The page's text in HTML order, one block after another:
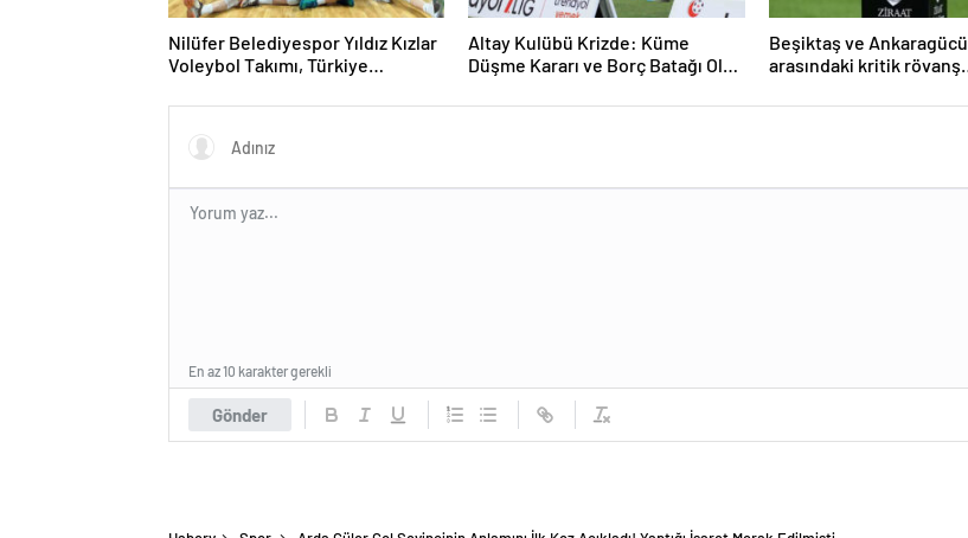
Nilüfer Belediyespor Yıldız Kızlar
Voleybol Takımı, Türkiye
Altay Kulübü Krizde: Küme
Düşme Kararı ve Borç Batağı Olay
Beşiktaş ve Ankaragücü
arasındaki kritik rövanş
dorukta!
Gönder
En az 10 karakter gerekli